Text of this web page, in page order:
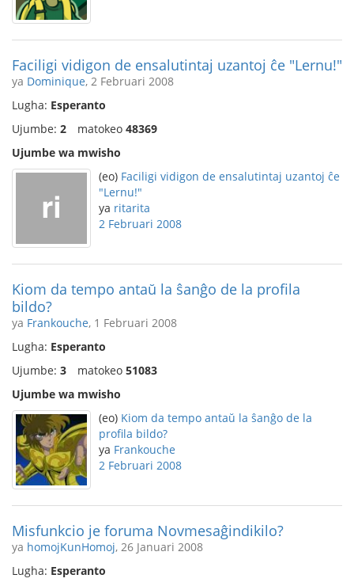
Faciligi vidigon de ensalutintaj uzantoj ĉe "Lernu!"
ya Dominique, 2 Februari 2008
Lugha: Esperanto
Ujumbe: 2 matokeo 48369
Ujumbe wa mwisho
(eo) Faciligi vidigon de ensalutintaj uzantoj ĉe
"Lernu!"
ya ritarita
2 Februari 2008
Kiom da tempo antaŭ la ŝanĝo de la profila
bildo?
ya Frankouche, 1 Februari 2008
Lugha: Esperanto
Ujumbe: 3 matokeo 51083
Ujumbe wa mwisho
(eo) Kiom da tempo antaŭ la ŝanĝo de la
profila bildo?
ya Frankouche
2 Februari 2008
Misfunkcio je foruma Novmesaĝindikilo?
ya homojKunHomoj, 26 Januari 2008
Lugha: Esperanto